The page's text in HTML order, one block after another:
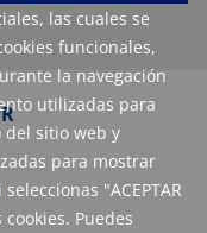
las cuales se
funcionales,
la navegación
utilizadas para
del sitio web y
para mostrar
"ACEPTAR
Puedes